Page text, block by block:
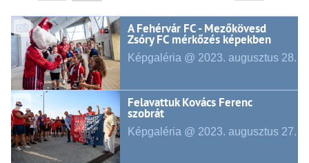
A Fehérvár FC - Mezőkövesd
Zsóry FC mérkőzés képekben
Képgaléria @ 2023. augusztus 28.
Felavattuk Kovács Ferenc
szobrát
Képgaléria @ 2023. augusztus 27.